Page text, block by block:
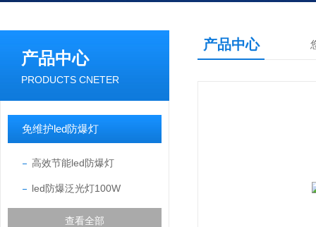
产品中心
PRODUCTS CNETER
免维护led防爆灯
高效节能led防爆灯
led防爆泛光灯100W
查看全部
产品中心